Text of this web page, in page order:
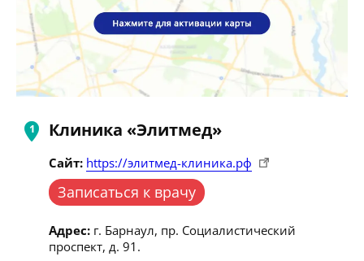
Клиника «Элитмед»
Сайт: https://элитмед-клиника.рф
Записаться к врачу
Адрес: г. Барнаул, пр. Социалистический
проспект, д. 91.